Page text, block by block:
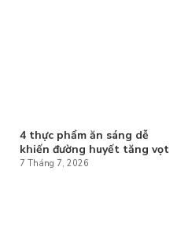
4 thực phẩm ăn sáng dễ
khiến đường huyết tăng vọt
7 Tháng 7, 2026